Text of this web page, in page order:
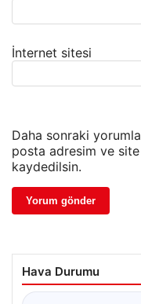
İnternet sitesi
Daha sonraki
posta adresim ve site
kaydedilsin.
Hava Durumu